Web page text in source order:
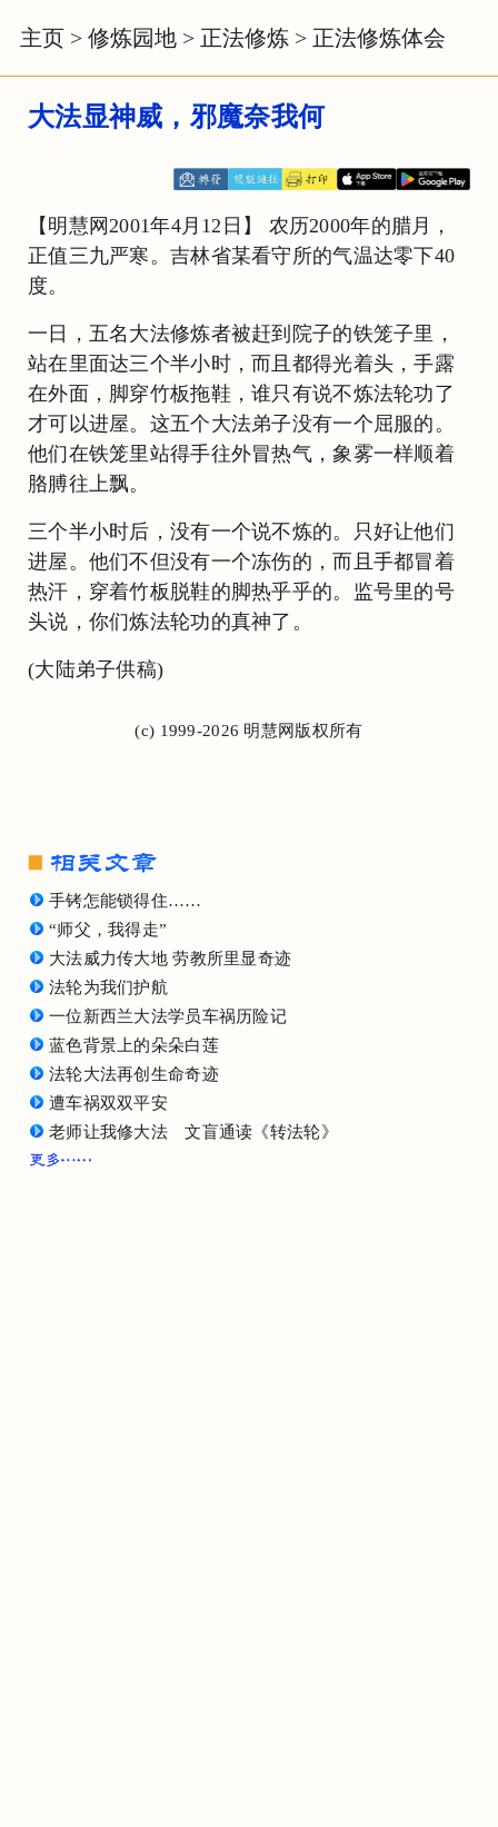
主页 > 修炼园地 > 正法修炼 > 正法修炼体会
大法显神威，邪魔奈我何
【明慧网2001年4月12日】 农历2000年的腊月，
正值三九严寒。吉林省某看守所的气温达零下40
度。
一日，五名大法修炼者被赶到院子的铁笼子里，
站在里面达三个半小时，而且都得光着头，手露
在外面，脚穿竹板拖鞋，谁只有说不炼法轮功了
才可以进屋。这五个大法弟子没有一个屈服的。
他们在铁笼里站得手往外冒热气，象雾一样顺着
胳膊往上飘。
三个半小时后，没有一个说不炼的。只好让他们
进屋。他们不但没有一个冻伤的，而且手都冒着
热汗，穿着竹板脱鞋的脚热乎乎的。监号里的号
头说，你们炼法轮功的真神了。
(大陆弟子供稿)
(c) 1999-2026 明慧网版权所有
手铐怎能锁得住……
“师父，我得走”
大法威力传大地 劳教所里显奇迹
法轮为我们护航
一位新西兰大法学员车祸历险记
蓝色背景上的朵朵白莲
法轮大法再创生命奇迹
遭车祸双双平安
老师让我修大法 文盲通读《转法轮》